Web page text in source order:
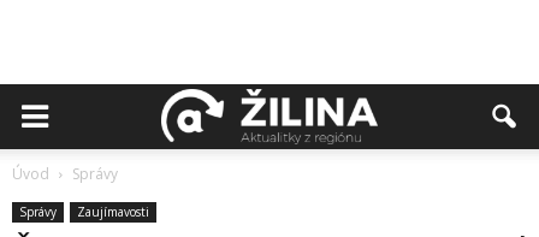
Úvod Správy
Správy Zaujímavosti